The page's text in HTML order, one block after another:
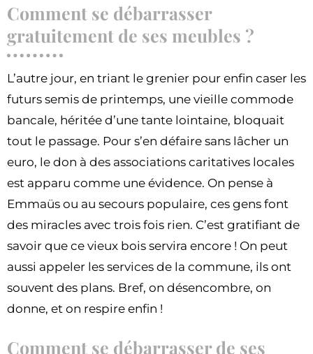
Comment se débarrasser
gratuitement de ses meubles ?
L’autre jour, en triant le grenier pour enfin caser les
futurs semis de printemps, une vieille commode
bancale, héritée d’une tante lointaine, bloquait
tout le passage. Pour s’en défaire sans lâcher un
euro, le don à des associations caritatives locales
est apparu comme une évidence. On pense à
Emmaüs ou au secours populaire, ces gens font
des miracles avec trois fois rien. C’est gratifiant de
savoir que ce vieux bois servira encore ! On peut
aussi appeler les services de la commune, ils ont
souvent des plans. Bref, on désencombre, on
donne, et on respire enfin !
Comment se débarrasser de ses